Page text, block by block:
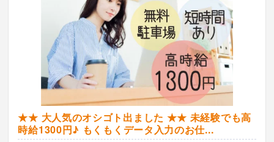
★★ 大人気のオシゴト出ました ★★ 未経験でも高
時給1300円♪ もくもくデータ入力のお仕...